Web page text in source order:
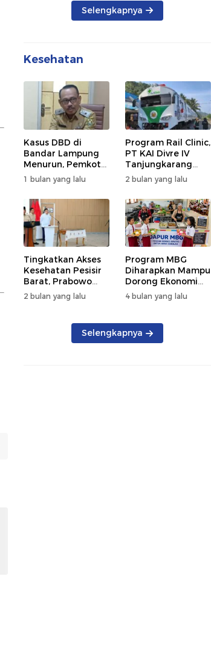
Selengkapnya
Kesehatan
Kasus DBD di
Bandar Lampung
Menurun, Pemkot
Genjot PSN
Wujudkan Nol
Kematian
1 bulan yang lalu
Program Rail Clinic,
PT KAI Divre IV
Tanjungkarang
Beri Layanan
Kesehatan Gratis
250 Warga
2 bulan yang lalu
Tingkatkan Akses
Kesehatan Pesisir
Barat, Prabowo
Resmikan RSUD KH
Muhammad Thohir
2 bulan yang lalu
Program MBG
Diharapkan Mampu
Dorong Ekonomi
Daerah, DPRD
Lampung Tekankan
Produk Lokal
4 bulan yang lalu
Selengkapnya